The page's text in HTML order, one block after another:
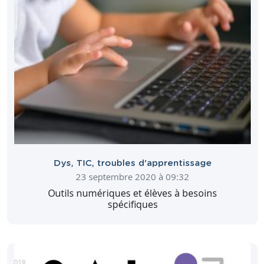
Dys, TIC, troubles d'apprentissage
23 septembre 2020 à 09:32
Outils numériques et élèves à besoins
spécifiques